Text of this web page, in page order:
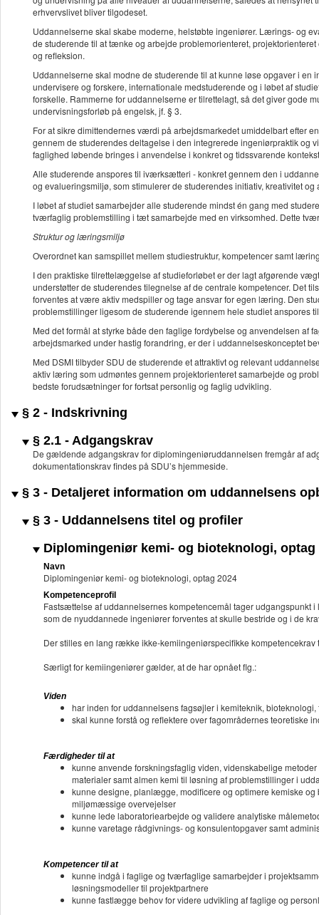
erhvervslivet bliver tilgodeset.
Uddannelserne skal skabe moderne, helstøbte ingeniører. Lærings- og
de studerende til at tænke og arbejde problemorienteret,
og refleksion.
Uddannelserne skal modne de studerende til at kunne løse opgaver i
undervisere og forskere, internationale medstuderende og i løbet af
forskelle. Rammerne for uddannelserne er tilrettelagt, så det giver gode
undervisningsforløb på engelsk, jf. § 3.
For at sikre dimittendernes værdi på arbejdsmarkedet umiddelbart efter
gennem de studerendes deltagelse i den integrerede ingeniørpraktik og
faglighed løbende bringes i anvendelse i konkret og tidssvarende
Alle studerende anspores til iværksætteri - konkret gennem den i
og evalueringsmiljø, som stimulerer de studerendes initiativ, kreativitet og
I løbet af studiet samarbejder alle studerende mindst én gang med
tværfaglig problemstilling i tæt samarbejde med en virksomhed. Dette
Struktur og læringsmiljø
Overordnet kan samspillet mellem studiestruktur, kompetencer samt
I den praktiske tilrettelæggelse af studieforløbet er der lagt afgørende
understøtter de studerendes tilegnelse af de centrale kompetencer. Det
forventes at være aktiv medspiller og tage ansvar for egen læring. Den
problemstillinger ligesom de studerende igennem hele studiet anspores
Med det formål at styrke både den faglige fordybelse og anvendelsen af
arbejdsmarked under hastig forandring, er der i uddannelseskonceptet
Med DSMI tilbyder SDU de studerende et attraktivt og relevant
aktiv læring som udmøntes gennem projektorienteret samarbejde og
bedste forudsætninger for fortsat personlig og faglig udvikling.
§ 2 - Indskrivning
§ 2.1 - Adgangskrav
De gældende adgangskrav for diplomingeniøruddannelsen fremgår af
dokumentationskrav findes på SDU’s hjemmeside.
§ 3 - Detaljeret information om uddannelsens
§ 3 - Uddannelsens titel og profiler
Diplomingeniør kemi- og bioteknologi, optag
Navn
Diplomingeniør kemi- og bioteknologi, optag 2024
Kompetenceprofil
Fastsættelse af uddannelsernes kompetencemål tager udgangspunkt
som de nyuddannede ingeniører forventes at skulle bestride og i de
Der stilles en lang række ikke-kemiingeniørspecifikke
Særligt for kemiingeniører gælder, at de har opnået flg.:
Viden
har inden for uddannelsens fagsøjler i kemiteknik,
skal kunne forstå og reflektere over fagområdernes teoretiske
Færdigheder til at
kunne anvende forskningsfaglig viden, videnskabelige
materialer samt almen kemi til løsning af problemstillinger i
kunne designe, planlægge, modificere og optimere kemiske
miljømæssige overvejelser
kunne lede laboratoriearbejde og validere analytiske
kunne varetage rådgivnings- og konsulentopgaver samt
Kompetencer til at
kunne indgå i faglige og tværfaglige samarbejder i
løsningsmodeller til projektpartnere
kunne fastlægge behov for videre udvikling af faglige og